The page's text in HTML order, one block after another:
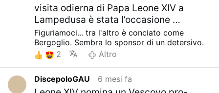
Cristo (e non a caso, come vogliono i seguaci
dell'Anticristo), lo è già in virtù della sua fede.
Sceneggiate emozionalistiche e
sentimentalistiche sono idiozie umanistiche che
confondono i fedeli, facendo loro credere che
basti questo genere di atteggiamenti
piacere a Dio, mentre nel frattempo l'Atto
Penitenziale viene gettato nel fango.
visita odierna di Papa Leone XIV a
Lampedusa è stata l’occasione …
Figuriamoci... tra l'altro è conciato come
Bergoglio. Sembra lo sponsor di un detersivo.
2
Altro
DiscepoloGAU 6 mesi fa